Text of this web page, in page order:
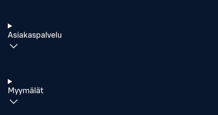
Asiakaspalvelu
Myymälät